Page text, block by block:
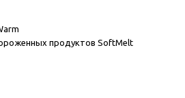
продуктов SoftMelt